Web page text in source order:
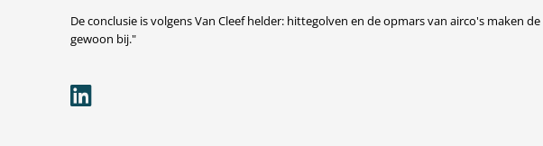
De conclusie is volgens Van Cleef helder: hittegolven en de opmars van airco's
gewoon bij."